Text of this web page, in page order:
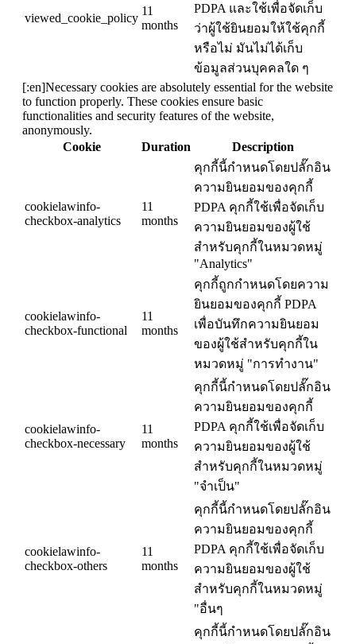
viewed_cookie_policy
11
months
PDPA และใช้เพื่อจัดเก็บ
ว่าผู้ใช้ยินยอมให้ใช้คุกกี้
หรือไม่ มันไม่ได้เก็บ
ข้อมูลส่วนบุคคลใด ๆ
[:en]Necessary cookies are absolutely essential for the website
to function properly. These cookies ensure basic
functionalities and security features of the website,
anonymously.
Cookie
Duration Description
cookielawinfo-
checkbox-analytics
11
months
คุกกี้นี้กำหนดโดยปลั๊กอิน
ความยินยอมของคุกกี้
PDPA คุกกี้ใช้เพื่อจัดเก็บ
ความยินยอมของผู้ใช้
สำหรับคุกกี้ในหมวดหมู่
"Analytics"
cookielawinfo-
checkbox-functional
11
months
คุกกี้ถูกกำหนดโดยความ
ยินยอมของคุกกี้ PDPA
เพื่อบันทึกความยินยอม
ของผู้ใช้สำหรับคุกกี้ใน
หมวดหมู่ "การทำงาน"
cookielawinfo-
checkbox-necessary
11
months
คุกกี้นี้กำหนดโดยปลั๊กอิน
ความยินยอมของคุกกี้
PDPA คุกกี้ใช้เพื่อจัดเก็บ
ความยินยอมของผู้ใช้
สำหรับคุกกี้ในหมวดหมู่
"จำเป็น"
cookielawinfo-
checkbox-others
11
months
คุกกี้นี้กำหนดโดยปลั๊กอิน
ความยินยอมของคุกกี้
PDPA คุกกี้ใช้เพื่อจัดเก็บ
ความยินยอมของผู้ใช้
สำหรับคุกกี้ในหมวดหมู่
"อื่นๆ
คุกกี้นี้กำหนดโดยปลั๊กอิน